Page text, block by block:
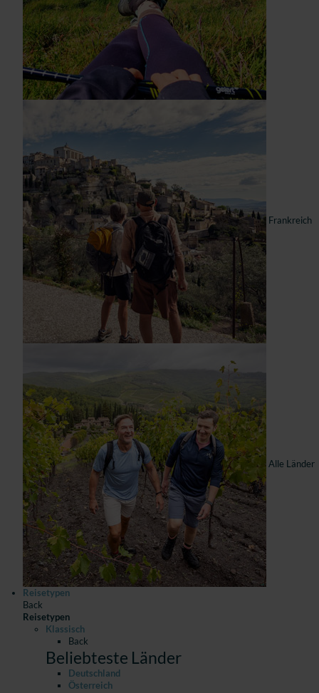
Frankreich
Alle Länder
Reisetypen
Back
Reisetypen
Klassisch
Back
Beliebteste Länder
Deutschland
Österreich